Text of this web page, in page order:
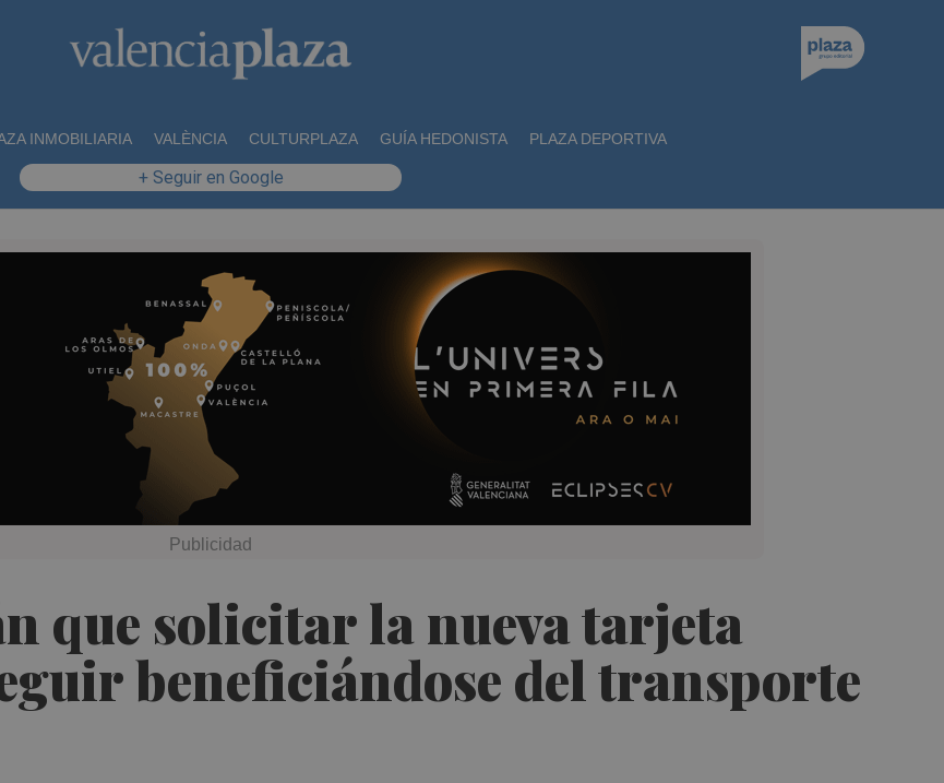
INMOBILIARIA VALÈNCIA CULTURPLAZA GUÍA HEDONISTA PLAZA DEPORTIVA
+ Seguir en Google
que solicitar la nueva tarjeta
beneficiándose del transporte